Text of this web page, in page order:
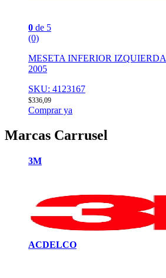
0 de 5
(0)
MESETA INFERIOR
2005
SKU: 4123167
$336,09
Comprar ya
Marcas Carrusel
3M
ACDELCO